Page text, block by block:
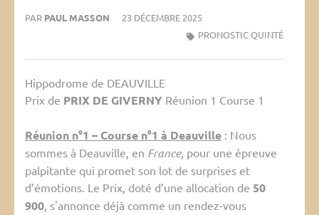
PAR PAUL MASSON
23 DÉCEMBRE 2025
PRONOSTIC QUINTÉ
Hippodrome de DEAUVILLE
Prix de PRIX DE GIVERNY Réunion 1 Course 1
Réunion n°1 – Course n°1 à Deauville : Nous
sommes à Deauville, en France, pour une épreuve
palpitante qui promet son lot de surprises et
d’émotions. Le Prix, doté d’une allocation de 50
900, s'annonce déjà comme un rendez-vous